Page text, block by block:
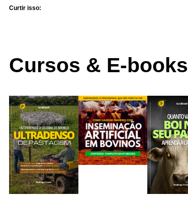
Curtir isso:
Cursos & E-books